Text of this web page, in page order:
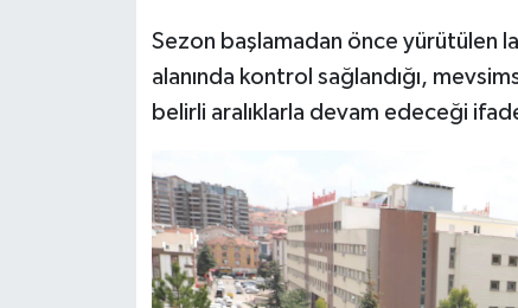
Sezon başlamadan önce yürütülen
alanında kontrol sağlandığı,
belirli aralıklarla devam edeceği